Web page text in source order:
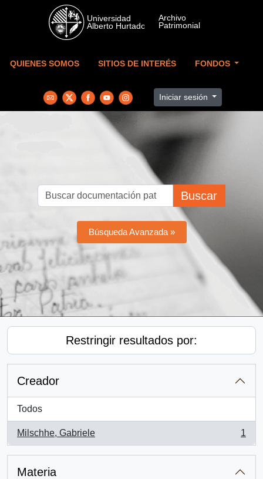
Skip to main content
QUIENES SOMOS SITIOS DE INTERÉS FONDOS
Iniciar sesión
Buscar
Búsqueda Avanzada »
Restringir resultados por:
Creador
Todos
Milschhe, Gabriele
, 1 resultados
1
Materia